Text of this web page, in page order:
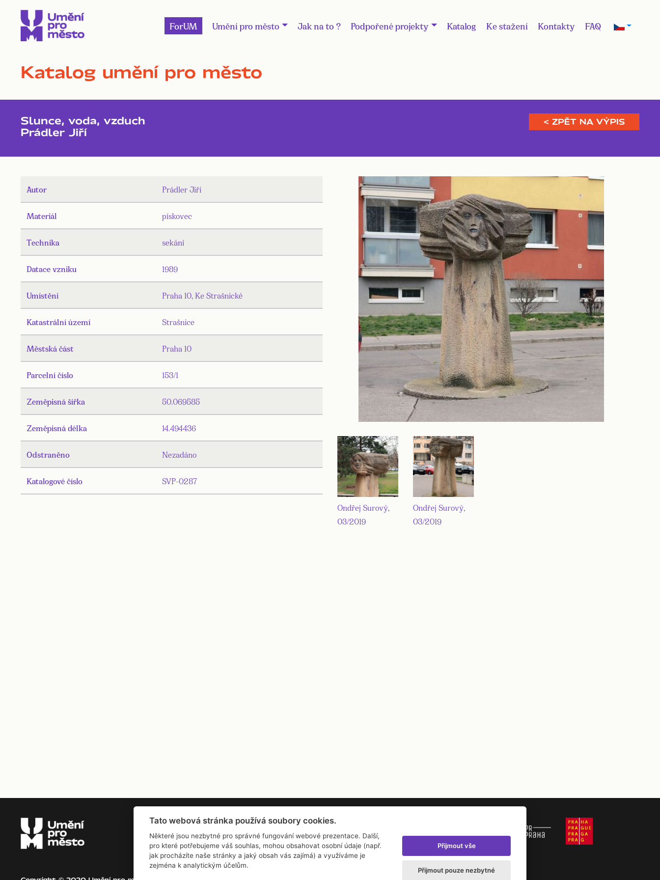
ForUM Umění pro město Jak na to ? Podpořené projekty Katalog Ke stažení Kontakty FAQ
Katalog umění pro město
Slunce, voda, vzduch
Prádler Jiří
< ZPĚT NA VÝPIS
Autor Prádler Jiří
Materiál pískovec
Technika sekání
Datace vzniku 1989
Umístění Praha 10, Ke Strašnické
Katastrální území Strašnice
Městská část Praha 10
Parcelní číslo 153/1
Zeměpisná šířka 50.069585
Zeměpisná délka 14.494436
Odstraněno Nezadáno
Katalogové číslo SVP-0287
Ondřej Surový,
03/2019
Ondřej Surový,
03/2019
Pro média Najdete nás
Facebook
Instagram
Tato webová stránka používá soubory cookies.
Některé jsou nezbytné pro správné fungování webové prezentace. Další,
pro které potřebujeme váš souhlas, mohou obsahovat osobní údaje (např.
jak procházíte naše stránky a jaký obsah vás zajímá) a využíváme je
zejména k analytickým účelům.
Přijmout vše
Přijmout pouze nezbytné